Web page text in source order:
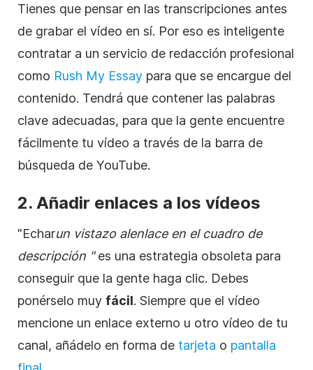
Tienes que pensar en las transcripciones antes
de grabar el vídeo en sí. Por eso es inteligente
contratar a un servicio de redacción profesional
como Rush My Essay para que se encargue del
contenido. Tendrá que contener las palabras
clave adecuadas, para que la gente encuentre
fácilmente tu vídeo a través de la barra de
búsqueda de YouTube.
2. Añadir enlaces a los vídeos
"Echarun vistazo alenlace en el cuadro de
descripción "es una estrategia obsoleta para
conseguir que la gente haga clic. Debes
ponérselo muy fácil. Siempre que el vídeo
mencione un enlace externo u otro vídeo de tu
canal, añádelo en forma de tarjeta o pantalla